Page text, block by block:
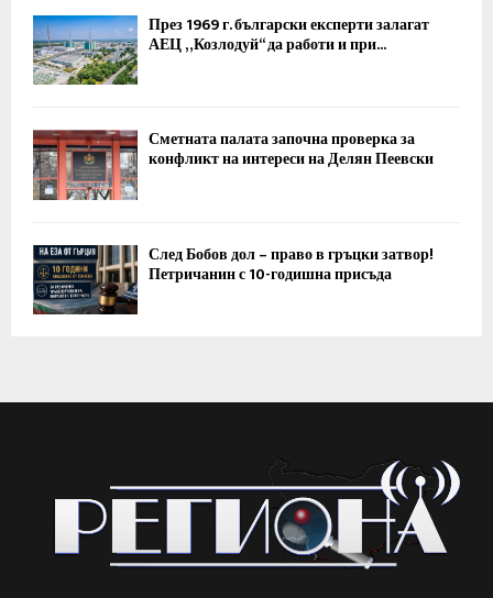
През 1969 г. български експерти залагат
АЕЦ „Козлодуй“ да работи и при...
Сметната палата започна проверка за
конфликт на интереси на Делян Пеевски
След Бобов дол – право в гръцки затвор!
Петричанин с 10-годишна присъда